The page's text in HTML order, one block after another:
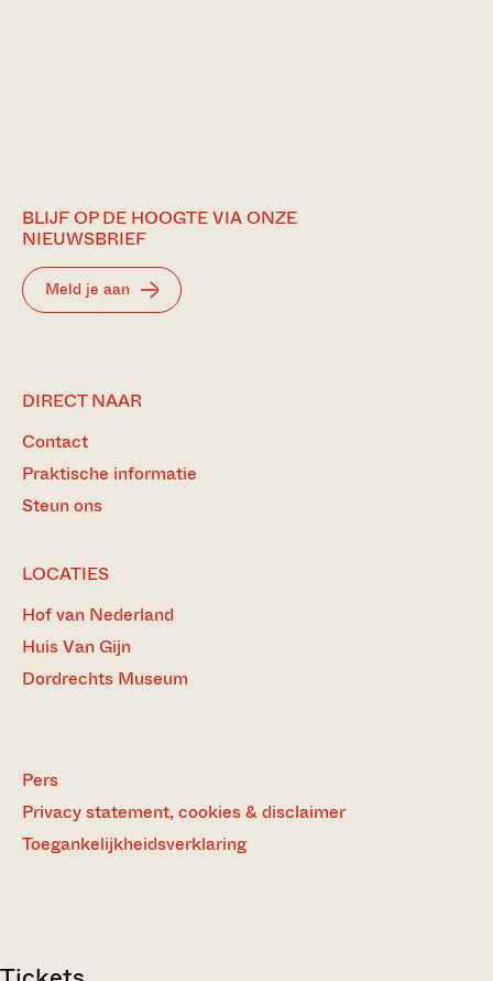
BLIJF OP DE HOOGTE VIA ONZE
NIEUWSBRIEF
Meld je aan
DIRECT NAAR
Contact
Praktische informatie
Steun ons
LOCATIES
Hof van Nederland
Huis Van Gijn
Dordrechts Museum
Pers
Privacy statement, cookies & disclaimer
Toegankelijkheidsverklaring